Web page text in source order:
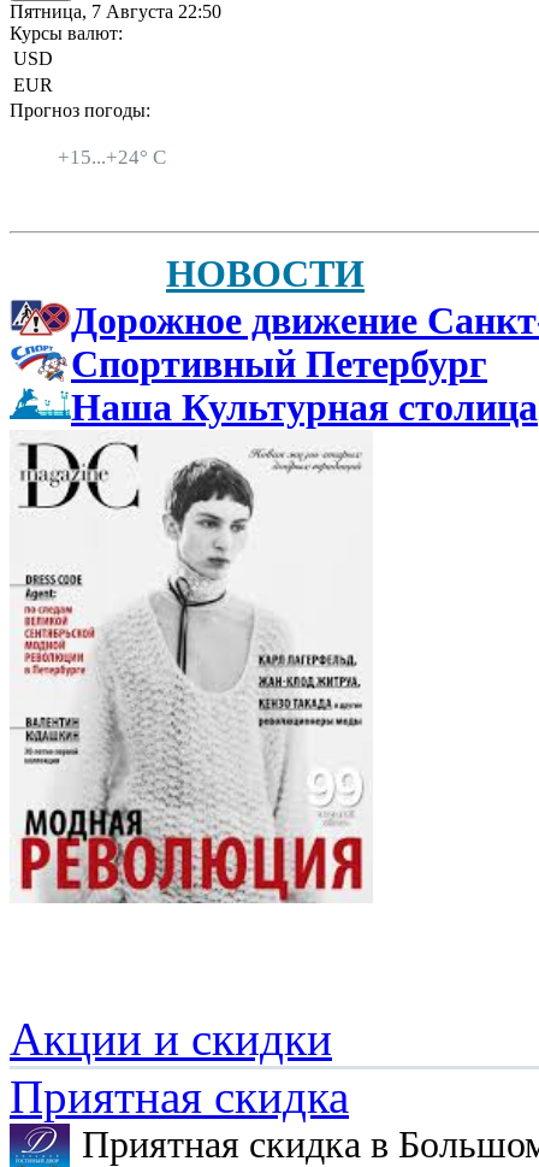
Пятница, 7 Августа 22:50
Курсы валют:
USD
EUR
Прогноз погоды:
+15...+24° C
НОВОСТИ
Дорожное движение
Спортивный Петербург
Наша Культурная столица
Акции и скидки
Приятная скидка
Приятная скидка в